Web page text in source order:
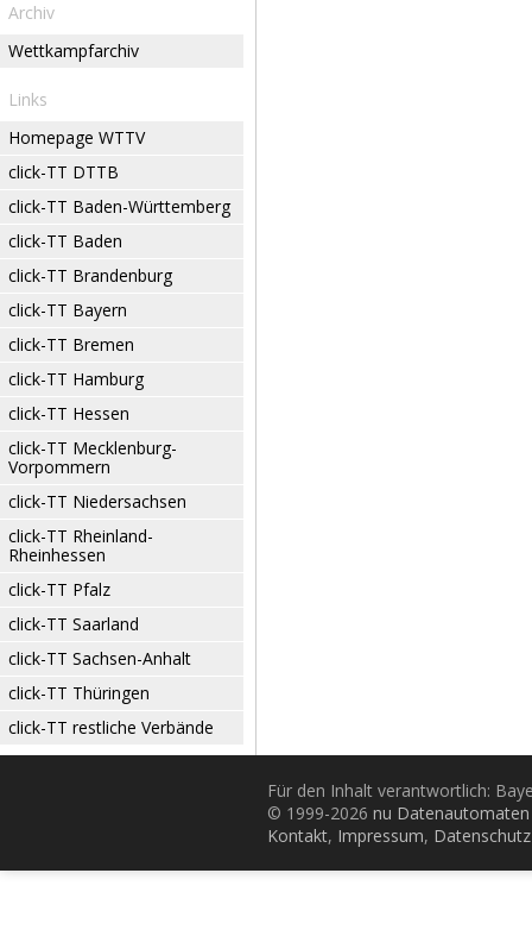
Archiv
Wettkampfarchiv
Links
Homepage WTTV
click-TT DTTB
click-TT Baden-Württemberg
click-TT Baden
click-TT Brandenburg
click-TT Bayern
click-TT Bremen
click-TT Hamburg
click-TT Hessen
click-TT Mecklenburg-
Vorpommern
click-TT Niedersachsen
click-TT Rheinland-
Rheinhessen
click-TT Pfalz
click-TT Saarland
click-TT Sachsen-Anhalt
click-TT Thüringen
click-TT restliche Verbände
Für den Inhalt verantwortlich:
© 1999-2026 nu
Kontakt, Impressum, Datenschutz